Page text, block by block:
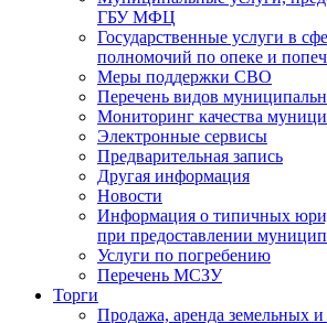
ГБУ МФЦ
Государственные услуги в
полномочий по опеке и
Меры поддержки СВО
Перечень видов
Мониторинг качества
Электронные сервисы
Предварительная запись
Другая информация
Новости
Информация о типичных
при предоставлении
Услуги по погребению
Перечень МСЗУ
Торги
Продажа, аренда земельных и